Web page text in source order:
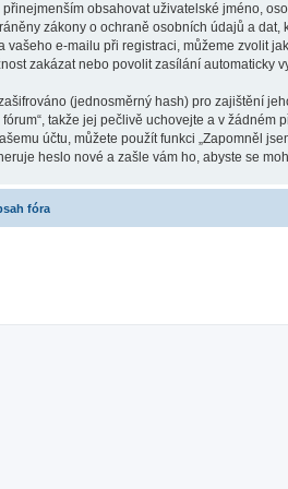
obsahovat uživatelské jméno,
zákony o ochraně osobních údajů a
vašeho e-mailu při registraci, můžeme zvolit
zakázat nebo povolit zasílání automaticky
(jednosměrný hash) pro zajištění
fórum“, takže jej pečlivě uchovejte a v
účtu, můžete použít funkci „Zapomněl
heslo nové a zašle vám ho, abyste se
fóra